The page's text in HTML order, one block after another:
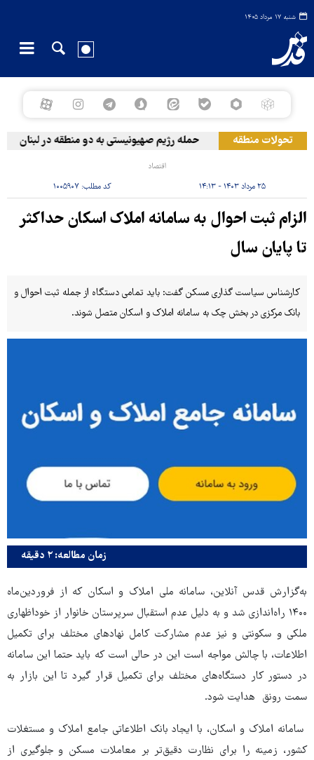
شنبه ۱۷ مرداد ۱۴۰۵
تحولات منطقه حمله رژیم صهیونیستی به دو منطقه در لبنان
اقتصاد
۲۵ مرداد ۱۴۰۳ - ۱۴:۱۳ کد مطلب:۱۰۰۵۹۰۷
الزام ثبت احوال به سامانه املاک اسکان حداکثر
تا پایان سال
کارشناس سیاست گذاری مسکن گفت: باید تمامی دستگاه از جمله ثبت احوال و
بانک مرکزی در بخش چک به سامانه املاک و اسکان متصل شوند.
زمان مطالعه: ۲ دقیقه
به‌گزارش قدس آنلاین، سامانه ملی املاک و اسکان که از فروردین‌ماه
۱۴۰۰ راه‌اندازی شد و به دلیل عدم استقبال سرپرستان خانوار از خوداظهاری
ملکی و سکونتی و نیز عدم مشارکت کامل نهادهای مختلف برای تکمیل
اطلاعات، با چالش مواجه است این در حالی است که باید حتما این سامانه
در دستور کار دستگاه‌های مختلف برای تکمیل قرار گیرد تا این بازار به
سمت رونق هدایت شود.
سامانه املاک و اسکان، با ایجاد بانک اطلاعاتی جامع املاک و مستغلات
کشور، زمینه را برای نظارت دقیق‌تر بر معاملات مسکن و جلوگیری از